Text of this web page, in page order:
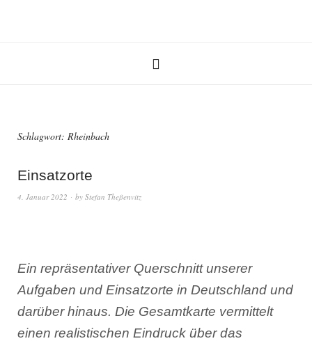
Schlagwort: Rheinbach
Einsatzorte
4. Januar 2022 by Stefan Theßenvitz
Ein repräsentativer Querschnitt unserer
Aufgaben und Einsatzorte in Deutschland und
darüber hinaus. Die Gesamtkarte vermittelt
einen realistischen Eindruck über das